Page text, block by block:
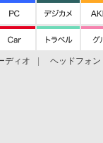
ディオ ヘッドフォン